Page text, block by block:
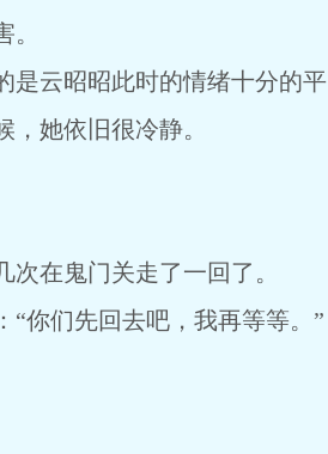
是云昭昭此时的情绪十分的平
她依旧很冷静。
在鬼门关走了一回了。
你们先回去吧，我再等等。”